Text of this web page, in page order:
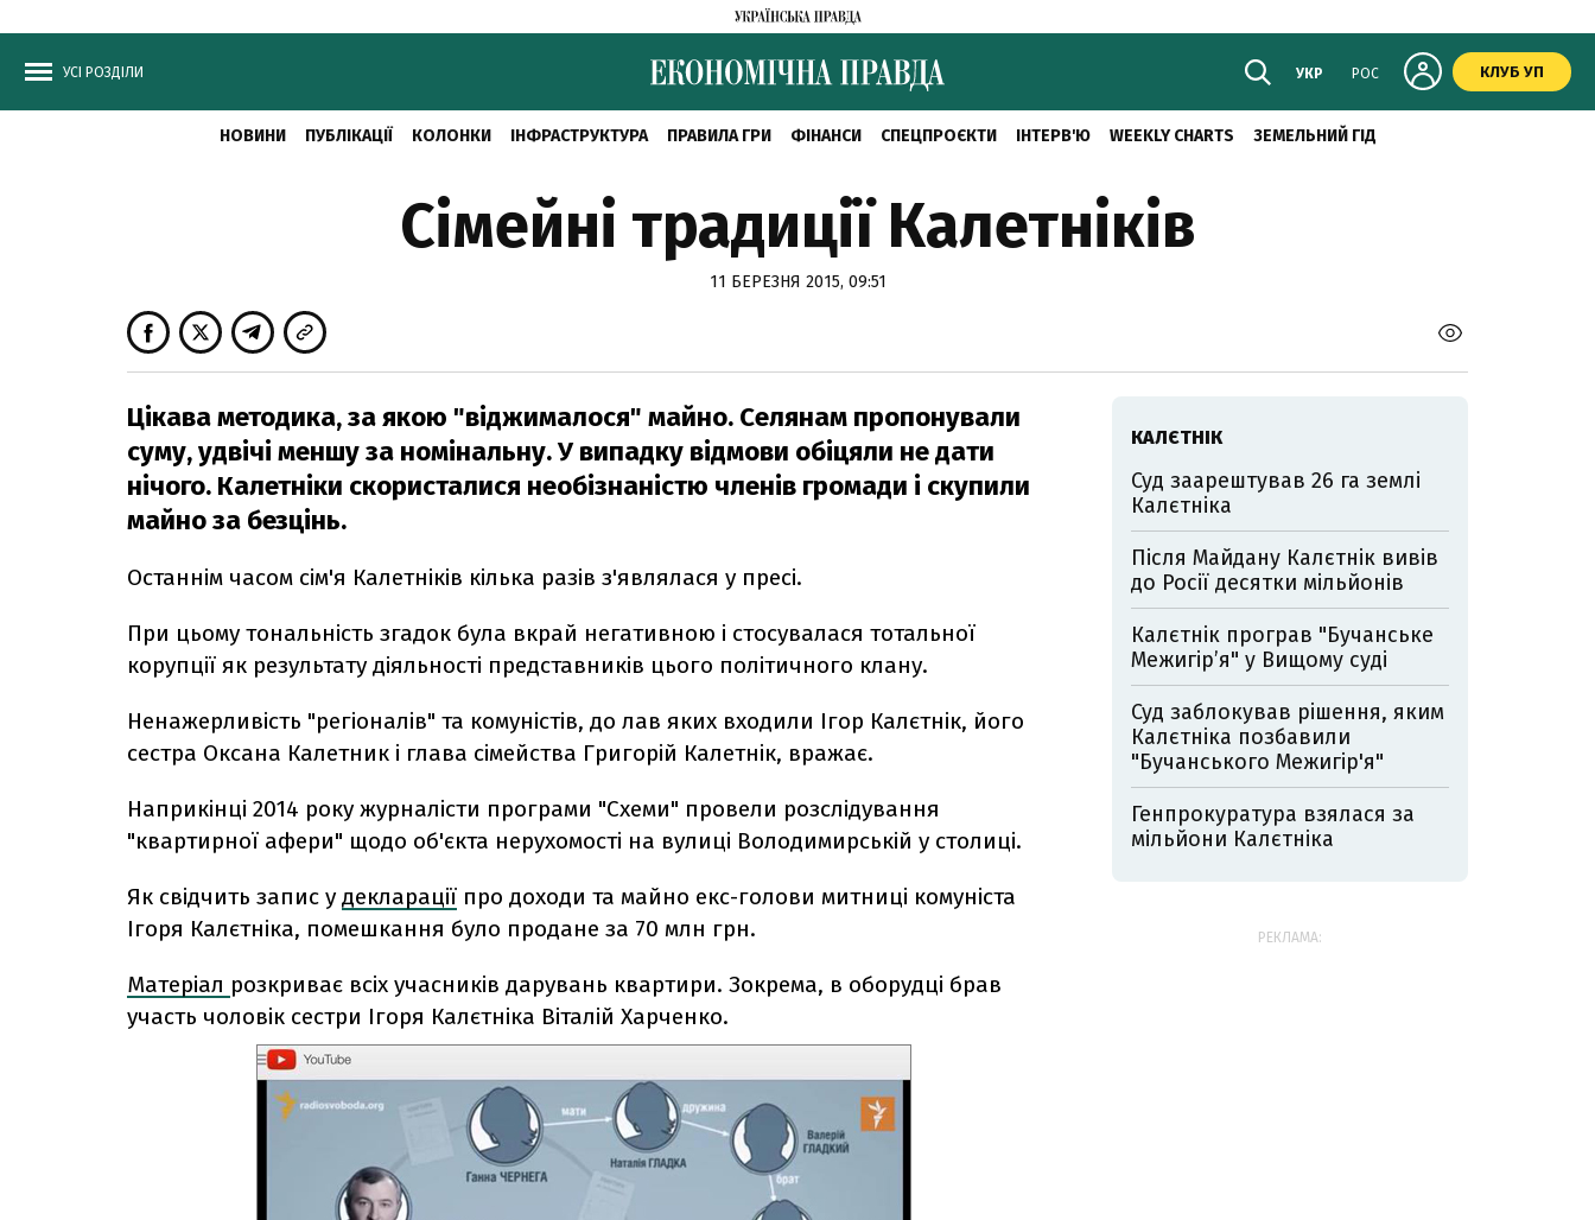
УСІ РОЗДІЛИ УКР РОС КЛУБ УП
НОВИНИ ПУБЛІКАЦІЇ КОЛОНКИ ІНФРАСТРУКТУРА ПРАВИЛА ГРИ ФІНАНСИ СПЕЦПРОЄКТИ ІНТЕРВ'Ю WEEKLY CHARTS ЗЕМЕЛЬНИЙ ГІД
Сімейні традиції Калетніків
11 БЕРЕЗНЯ 2015, 09:51
Цікава методика, за якою "віджималося" майно. Селянам пропонували
суму, удвічі меншу за номінальну. У випадку відмови обіцяли не дати
нічого. Калетніки скористалися необізнаністю членів громади і скупили
майно за безцінь.
Останнім часом сім'я Калетніків кілька разів з'являлася у пресі.
При цьому тональність згадок була вкрай негативною і стосувалася тотальної
корупції як результату діяльності представників цього політичного клану.
Ненажерливість "регіоналів" та комуністів, до лав яких входили Ігор Калєтнік, його
сестра Оксана Калетник і глава сімейства Григорій Калетнік, вражає.
Наприкінці 2014 року журналісти програми "Схеми" провели розслідування
"квартирної афери" щодо об'єкта нерухомості на вулиці Володимирській у столиці.
Як свідчить запис у декларації про доходи та майно екс-голови митниці комуніста
Ігоря Калєтніка, помешкання було продане за 70 млн грн.
Матеріал розкриває всіх учасників дарувань квартири. Зокрема, в оборудці брав
участь чоловік сестри Ігоря Калєтніка Віталій Харченко.
КАЛЄТНІК
Суд заарештував 26 га землі
Калєтніка
Після Майдану Калєтнік вивів
до Росії десятки мільйонів
Калєтнік програв "Бучанське
Межигір’я" у Вищому суді
Суд заблокував рішення, яким
Калєтніка позбавили
"Бучанського Межигір'я"
Генпрокуратура взялася за
мільйони Калєтніка
РЕКЛАМА: